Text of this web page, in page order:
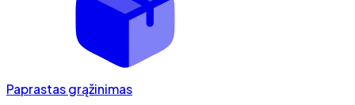
Paprastas grąžinimas